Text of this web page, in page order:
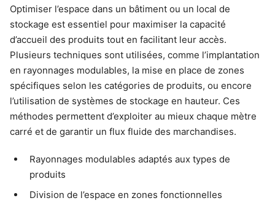
Optimiser l’espace dans un bâtiment ou un local de
stockage est essentiel pour maximiser la capacité
d’accueil des produits tout en facilitant leur accès.
Plusieurs techniques sont utilisées, comme l’implantation
en rayonnages modulables, la mise en place de zones
spécifiques selon les catégories de produits, ou encore
l’utilisation de systèmes de stockage en hauteur. Ces
méthodes permettent d’exploiter au mieux chaque mètre
carré et de garantir un flux fluide des marchandises.
Rayonnages modulables adaptés aux types de
produits
Division de l’espace en zones fonctionnelles